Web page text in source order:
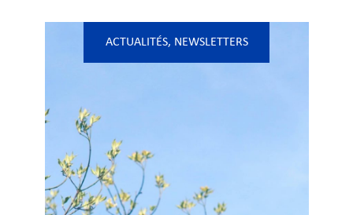
ACTUALITÉS, NEWSLETTERS